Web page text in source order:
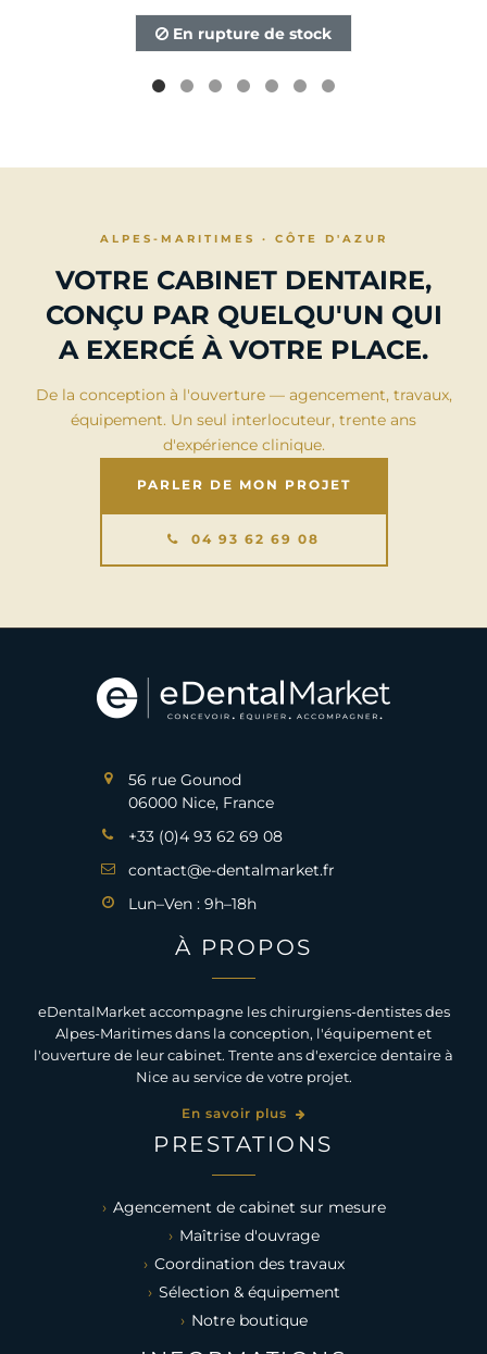
En rupture de stock
ALPES-MARITIMES · CÔTE D'AZUR
VOTRE CABINET DENTAIRE,
CONÇU PAR QUELQU'UN QUI
A EXERCÉ À VOTRE PLACE.
De la conception à l'ouverture — agencement, travaux,
équipement. Un seul interlocuteur, trente ans
d'expérience clinique.
PARLER DE MON PROJET
04 93 62 69 08
56 rue Gounod
06000 Nice, France
+33 (0)4 93 62 69 08
contact@e-dentalmarket.fr
Lun–Ven : 9h–18h
À PROPOS
eDentalMarket accompagne les chirurgiens-dentistes des
Alpes-Maritimes dans la conception, l'équipement et
l'ouverture de leur cabinet. Trente ans d'exercice dentaire à
Nice au service de votre projet.
En savoir plus
PRESTATIONS
Agencement de cabinet sur mesure
Maîtrise d'ouvrage
Coordination des travaux
Sélection & équipement
Notre boutique